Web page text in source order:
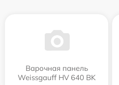
Варочная панель
Weissgauff HV 640 BK